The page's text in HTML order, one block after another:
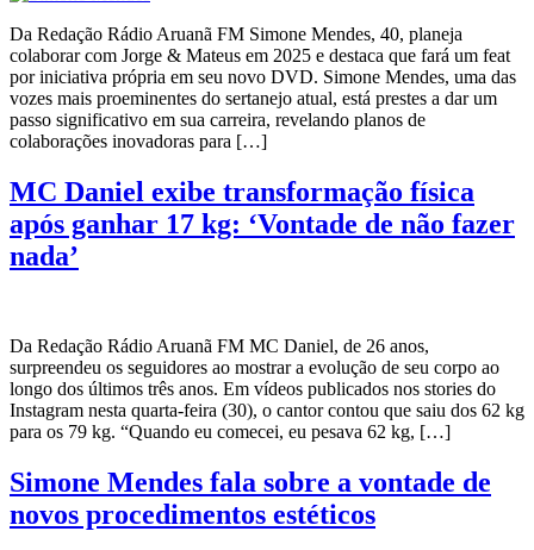
Da Redação Rádio Aruanã FM Simone Mendes, 40, planeja
colaborar com Jorge & Mateus em 2025 e destaca que fará um feat
por iniciativa própria em seu novo DVD. Simone Mendes, uma das
vozes mais proeminentes do sertanejo atual, está prestes a dar um
passo significativo em sua carreira, revelando planos de
colaborações inovadoras para […]
MC Daniel exibe transformação física
após ganhar 17 kg: ‘Vontade de não fazer
nada’
Da Redação Rádio Aruanã FM MC Daniel, de 26 anos,
surpreendeu os seguidores ao mostrar a evolução de seu corpo ao
longo dos últimos três anos. Em vídeos publicados nos stories do
Instagram nesta quarta-feira (30), o cantor contou que saiu dos 62 kg
para os 79 kg. “Quando eu comecei, eu pesava 62 kg, […]
Simone Mendes fala sobre a vontade de
novos procedimentos estéticos